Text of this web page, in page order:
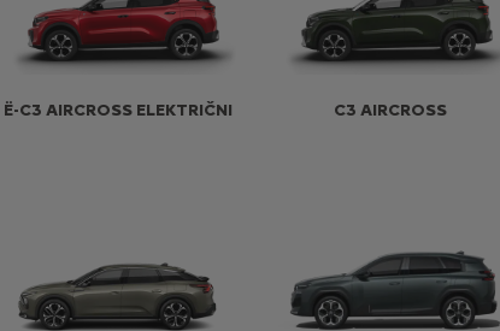
Ë-C3 AIRCROSS ELEKTRIČNI C3 AIRCROSS